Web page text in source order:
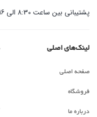
پشتیبانی بین ساعت 8:30 الی 16
لینک‌های اصلی
صفحه اصلی
فروشگاه
درباره ما